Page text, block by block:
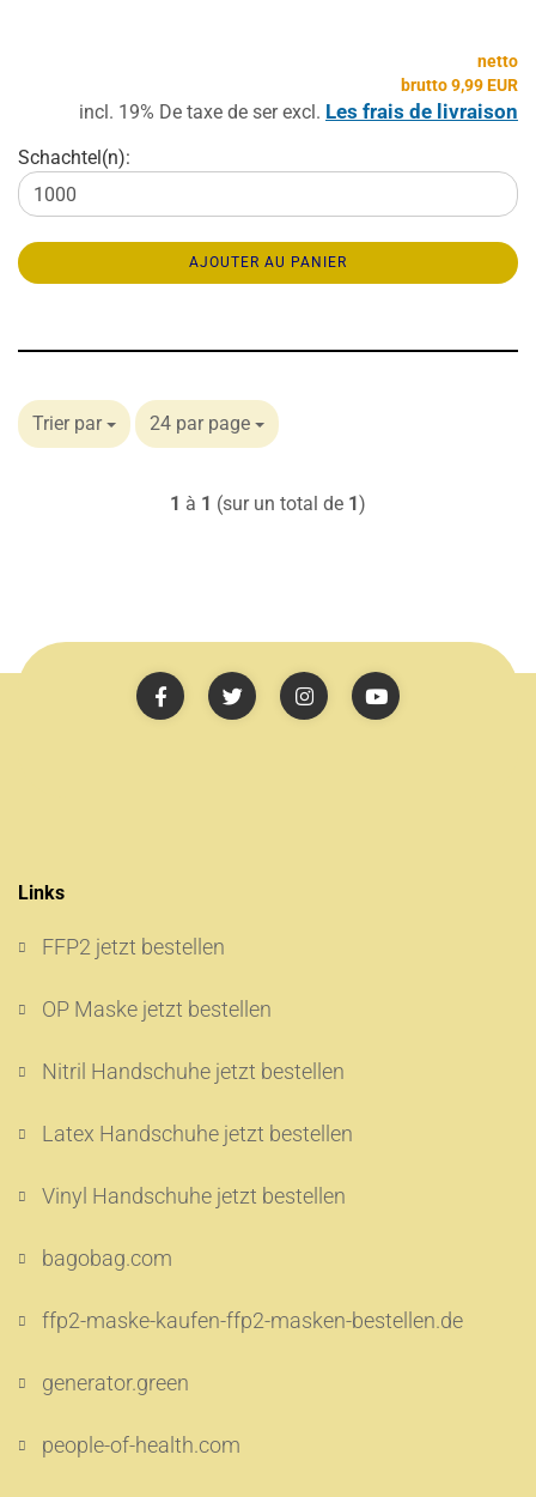
netto
brutto 9,99 EUR
incl. 19% De taxe de ser excl. Les frais de livraison
Schachtel(n):
AJOUTER AU PANIER
Trier par 24 par page
1 à 1 (sur un total de 1)
Links
FFP2 jetzt bestellen
OP Maske jetzt bestellen
Nitril Handschuhe jetzt bestellen
Latex Handschuhe jetzt bestellen
Vinyl Handschuhe jetzt bestellen
bagobag.com
ffp2-maske-kaufen-ffp2-masken-bestellen.de
generator.green
people-of-health.com